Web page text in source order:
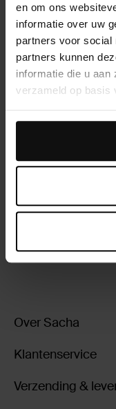
en om ons
informatie over uw
partners voor social
partners kunnen
informatie die u aan
verzameld op basis
Daarnaast werken
advertentie- en
hoe Google uw
Achteraf
Product
Deze beige
geknoopt detail.
Bezorgen &
ga terug
Over Sacha
Klantenservice
Verzending &